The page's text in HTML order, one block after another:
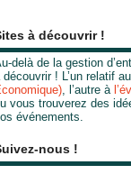
à découvrir !
delà de la gestion
découvrir ! L’un relatif
, l’autre à
vous trouverez des
événements.
nous !